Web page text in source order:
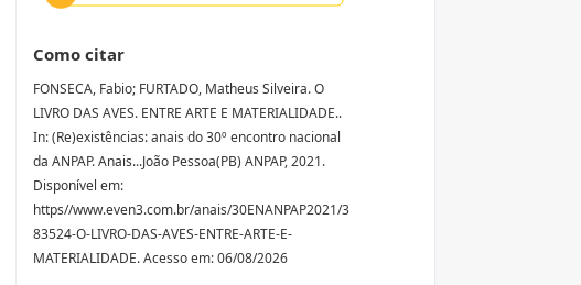
Como citar
FONSECA, Fabio; FURTADO, Matheus Silveira. O
LIVRO DAS AVES. ENTRE ARTE E MATERIALIDADE..
In: (Re)existências: anais do 30º encontro nacional
da ANPAP. Anais...João Pessoa(PB) ANPAP, 2021.
Disponível em:
https//www.even3.com.br/anais/30ENANPAP2021/3
83524-O-LIVRO-DAS-AVES-ENTRE-ARTE-E-
MATERIALIDADE. Acesso em: 06/08/2026